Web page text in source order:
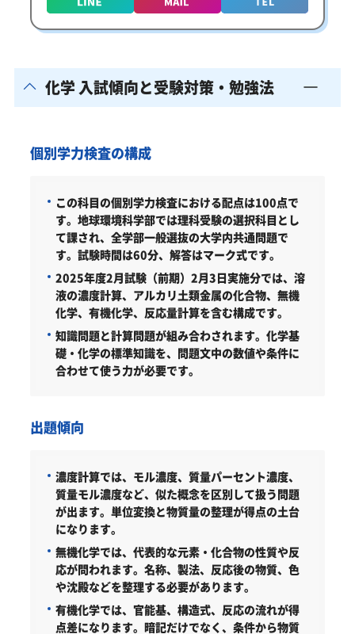
化学 入試傾向と受験対策・勉強法
個別学力検査の構成
この科目の個別学力検査における配点は100点で
す。地球環境科学部では理科受験の選択科目とし
て課され、全学部一般選抜の大学内共通問題で
す。試験時間は60分、解答はマーク式です。
2025年度2月試験（前期）2月3日実施分では、溶
液の濃度計算、アルカリ土類金属の化合物、無機
化学、有機化学、反応量計算を含む構成です。
知識問題と計算問題が組み合わされます。化学基
礎・化学の標準知識を、問題文中の数値や条件に
合わせて使う力が必要です。
出題傾向
濃度計算では、モル濃度、質量パーセント濃度、
質量モル濃度など、似た概念を区別して扱う問題
が出ます。単位変換と物質量の整理が得点の土台
になります。
無機化学では、代表的な元素・化合物の性質や反
応が問われます。名称、製法、反応後の物質、色
や沈殿などを整理する必要があります。
有機化学では、官能基、構造式、反応の流れが得
点差になります。暗記だけでなく、条件から物質